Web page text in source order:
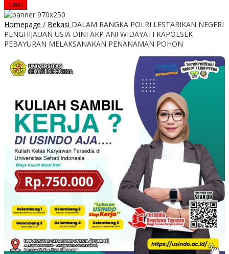
tutup
Homepage / Bekasi DALAM RANGKA POLRI LESTARIKAN NEGERI
PENGHIJAUAN USIA DINI AKP ANI WIDAYATI KAPOLSEK
PEBAYURAN MELAKSANAKAN PENANAMAN POHON